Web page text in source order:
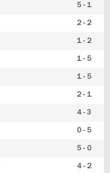
5 - 1
2 - 2
1 - 2
1 - 5
1 - 5
2 - 1
4 - 3
0 - 5
5 - 0
4 - 2